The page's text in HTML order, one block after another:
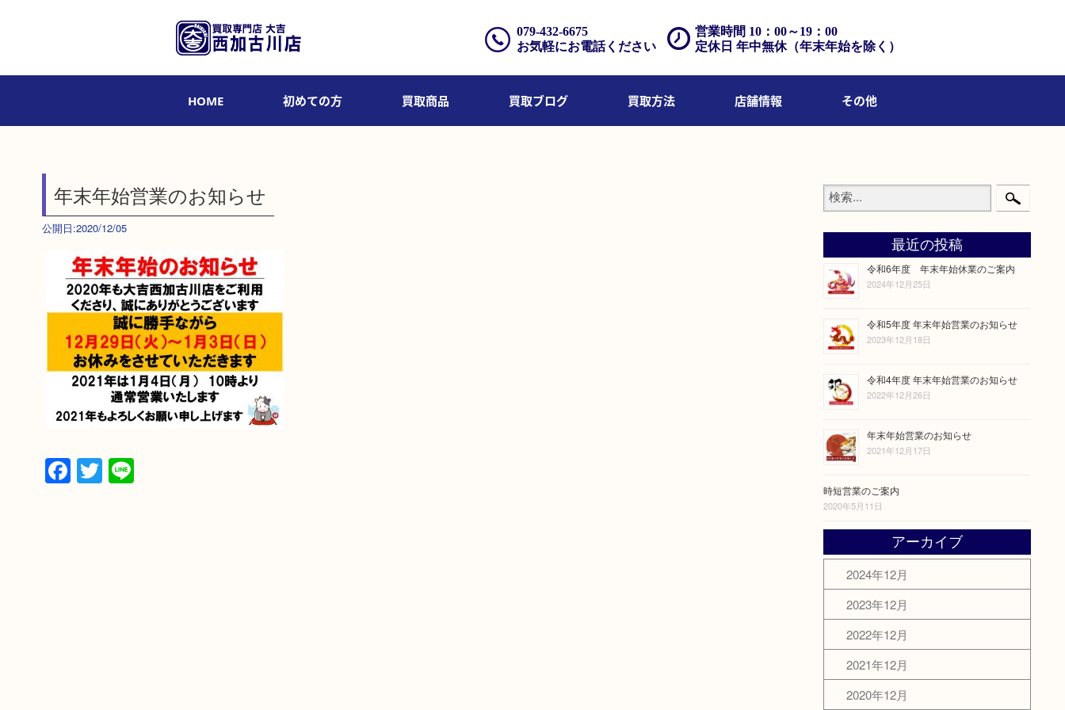
営業時間 10：00～19：00
定休日 年中無休（年末年始を除く）
079-432-6675
お気軽にお電話ください
HOME 初めての方 買取商品 買取ブログ 買取方法 店舗情報 その他
年末年始営業のお知らせ
公開日:2020/12/05
Facebook
Twitter
Line
最近の投稿
令和6年度 年末年始休業のご案内
2024年12月25日
令和5年度 年末年始営業のお知らせ
2023年12月18日
令和4年度 年末年始営業のお知らせ
2022年12月26日
年末年始営業のお知らせ
2021年12月17日
時短営業のご案内
2020年5月11日
アーカイブ
2024年12月
2023年12月
2022年12月
2021年12月
2020年12月